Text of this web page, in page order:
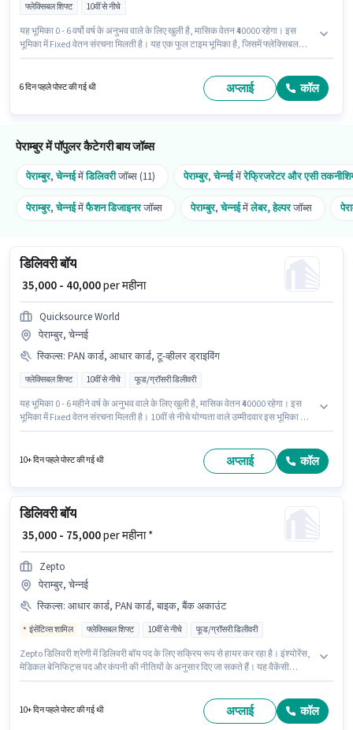
फ्लेक्सिबल शिफ्ट 10वीं से नीचे
यह भूमिका 0 - 6 वर्षो वर्ष के अनुभव वाले के लिए खुली है, मासिक वेतन ₹40000 रहेगा। इस
भूमिका में Fixed वेतन संरचना मिलती है। यह एक फुल टाइम भूमिका है, जिसमें फ्लेक्सिबल
श्रेणी में डिलिवरी बॉय के रूप में जुड़ें।
6 दिन पहले पोस्ट की गई थी अप्लाई कॉल
पेराम्बुर में पॉपुलर कैटेगरी बाय जॉब्स
पेराम्बुर,चेन्नईमेंडिलिवरीजॉब्स (11) पेराम्बुर,चेन्नईमेंरेफ्रिजरेटर और एसी
पेराम्बुर,चेन्नईमेंफैशन डिजाइनरजॉब्स पेराम्बुर,चेन्नईमेंलेबर, हेल्परजॉब्स
डिलिवरी बॉय
₹ 35,000 - 40,000per महीना
Quicksource World
पेराम्बुर, चेन्नई
स्किल्स: PAN कार्ड, आधार कार्ड, टू-व्हीलर ड्राइविंग
फ्लेक्सिबल शिफ्ट 10वीं से नीचे फूड/ग्रॉसरी डिलीवरी
यह भूमिका 0 - 6 महीने वर्ष के अनुभव वाले के लिए खुली है, मासिक वेतन ₹40000 रहेगा। इस
भूमिका में Fixed वेतन संरचना मिलती है। 10वीं से नीचे योग्यता वाले उम्मीदवार इस भूमिका के
आवश्यक हैं।
10+ दिन पहले पोस्ट की गई थी अप्लाई कॉल
डिलिवरी बॉय
₹ 35,000 - 75,000per महीना *
Zepto
पेराम्बुर, चेन्नई
स्किल्स: आधार कार्ड, PAN कार्ड, बाइक, बैंक अकाउंट
इंसेंटिव्स शामिल फ्लेक्सिबल शिफ्ट 10वीं से नीचे फूड/ग्रॉसरी डिलीवरी
Zepto डिलिवरी श्रेणी में डिलिवरी बॉय पद के लिए सक्रिय रूप से हायर कर रहा है। इंश्योरेंस,
मेडिकल बेनिफिट्स पद और कंपनी की नीतियों के अनुसार दिए जा सकते हैं। यह वैकेंसी
मासिक वेतन ₹75000 रहेगा। इस भूमिका के लिए आवेदन करने हेतु उम्मीदवार के पास बाइक
10+ दिन पहले पोस्ट की गई थी अप्लाई कॉल